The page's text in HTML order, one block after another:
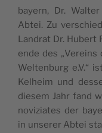
ba­yern, Dr.
Abtei. Zu
Lan­drat Dr. Hubert
ende des
Wel­ten­burg e.V.“
Kel­he­im und
die­sem Jahr fand
no­vi­zi­a­tes der
in unse­rer Abtei